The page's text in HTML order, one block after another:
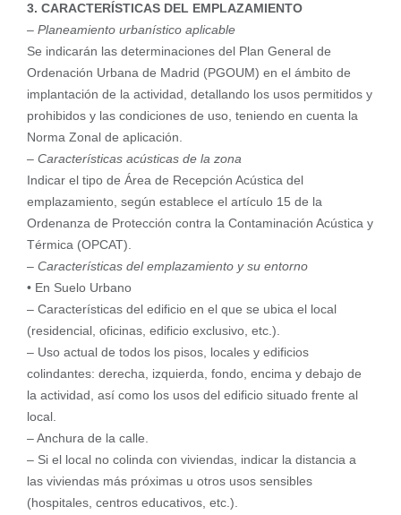
3. CARACTERÍSTICAS DEL EMPLAZAMIENTO
– Planeamiento urbanístico aplicable
Se indicarán las determinaciones del Plan General de
Ordenación Urbana de Madrid (PGOUM) en el ámbito de
implantación de la actividad, detallando los usos permitidos y
prohibidos y las condiciones de uso, teniendo en cuenta la
Norma Zonal de aplicación.
– Características acústicas de la zona
Indicar el tipo de Área de Recepción Acústica del
emplazamiento, según establece el artículo 15 de la
Ordenanza de Protección contra la Contaminación Acústica y
Térmica (OPCAT).
– Características del emplazamiento y su entorno
• En Suelo Urbano
– Características del edificio en el que se ubica el local
(residencial, oficinas, edificio exclusivo, etc.).
– Uso actual de todos los pisos, locales y edificios
colindantes: derecha, izquierda, fondo, encima y debajo de
la actividad, así como los usos del edificio situado frente al
local.
– Anchura de la calle.
– Si el local no colinda con viviendas, indicar la distancia a
las viviendas más próximas u otros usos sensibles
(hospitales, centros educativos, etc.).